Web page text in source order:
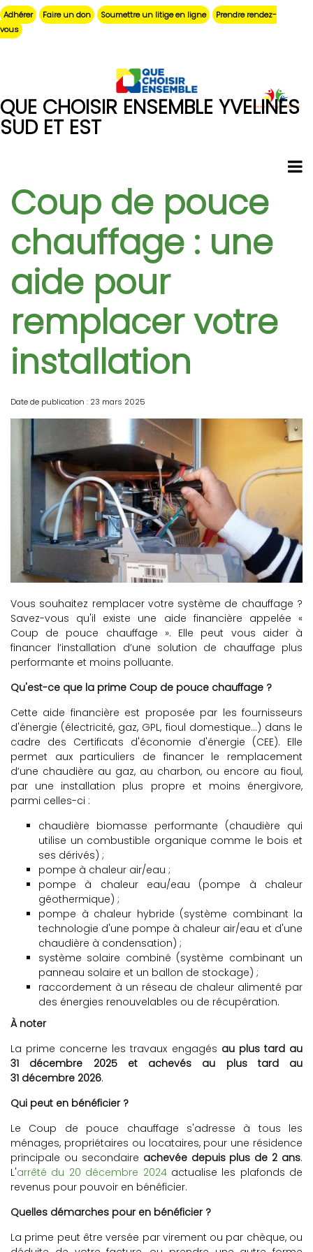
Aller
au
contenu
Adhérer Faire un don Soumettre un litige en ligne
Prendre rendez-
vous
QUE CHOISIR ENSEMBLE YVELINES
SUD ET EST
Coup de pouce
chauffage : une
aide pour
remplacer votre
installation
Date de publication : 23 mars 2025
Vous souhaitez remplacer votre système de chauffage ?
Savez-vous qu'il existe une aide financière appelée «
Coup de pouce chauffage ». Elle peut vous aider à
financer l’installation d’une solution de chauffage plus
performante et moins polluante.
Qu'est-ce que la prime Coup de pouce chauffage ?
Cette aide financière est proposée par les fournisseurs
d'énergie (électricité, gaz, GPL, fioul domestique...) dans le
cadre des Certificats d'économie d'énergie (CEE). Elle
permet aux particuliers de financer le remplacement
d’une chaudière au gaz, au charbon, ou encore au fioul,
par une installation plus propre et moins énergivore,
parmi celles-ci :
chaudière biomasse performante (chaudière qui
utilise un combustible organique comme le bois et
ses dérivés) ;
pompe à chaleur air/eau ;
pompe à chaleur eau/eau (pompe à chaleur
géothermique) ;
pompe à chaleur hybride (système combinant la
technologie d'une pompe à chaleur air/eau et d'une
chaudière à condensation) ;
système solaire combiné (système combinant un
panneau solaire et un ballon de stockage) ;
raccordement à un réseau de chaleur alimenté par
des énergies renouvelables ou de récupération.
À noter
La prime concerne les travaux engagés au plus tard au
31 décembre 2025 et achevés au plus tard au
31 décembre 2026.
Qui peut en bénéficier ?
Le Coup de pouce chauffage s'adresse à tous les
ménages, propriétaires ou locataires, pour une résidence
principale ou secondaire achevée depuis plus de 2 ans.
L'arrêté du 20 décembre 2024actualise les plafonds de
revenus pour pouvoir en bénéficier.
Quelles démarches pour en bénéficier ?
La prime peut être versée par virement ou par chèque, ou